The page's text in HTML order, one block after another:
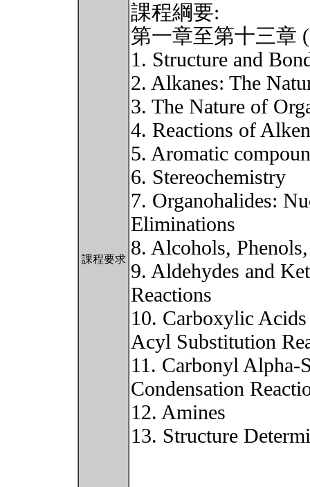
課程要求
課程綱要:
第一章至第十三章
1. Structure and
2. Alkanes: The
3. The Nature of
4. Reactions of
5. Aromatic
6. Stereochemistry
7. Organohalides:
Eliminations
8. Alcohols,
9. Aldehydes and
Reactions
10. Carboxylic
Acyl Substitution
11. Carbonyl Alpha-
Condensation
12. Amines
13. Structure